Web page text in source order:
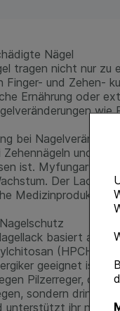
Nägel
tragen nicht nur zu
Finger- und Zehen-
Ernährung oder
wie
bei
und
ist. Myfungar®
Der Lack
Medizinprodukt ist
basiert auf
(HPCH),
geeignet ist.
Pilzerreger,
sondern dringt
unterstützt ihr